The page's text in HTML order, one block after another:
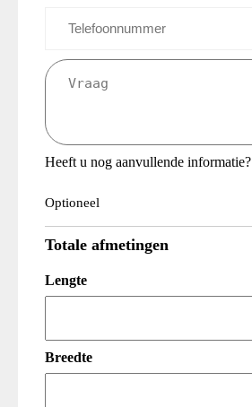
Vraag
(Vereist)
Heeft u nog aanvullende informatie?
Optioneel
Totale afmetingen
Lengte
Breedte